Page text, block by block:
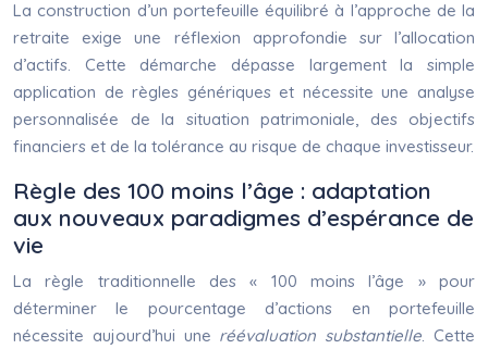
La construction d’un portefeuille équilibré à l’approche de la
retraite exige une réflexion approfondie sur l’allocation
d’actifs. Cette démarche dépasse largement la simple
application de règles génériques et nécessite une analyse
personnalisée de la situation patrimoniale, des objectifs
financiers et de la tolérance au risque de chaque investisseur.
Règle des 100 moins l’âge : adaptation
aux nouveaux paradigmes d’espérance de
vie
La règle traditionnelle des « 100 moins l’âge » pour
déterminer le pourcentage d’actions en portefeuille
nécessite aujourd’hui une réévaluation substantielle. Cette